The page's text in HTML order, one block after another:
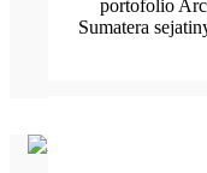
portofolio
Sumatera